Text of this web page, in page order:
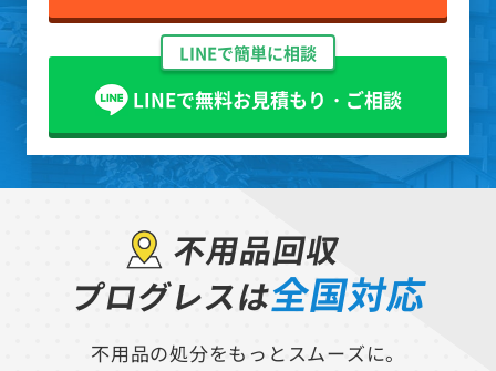
LINEで簡単に相談
LINEで無料お見積もり・ご相談
不用品回収
プログレスは全国対応
不用品の処分をもっとスムーズに。